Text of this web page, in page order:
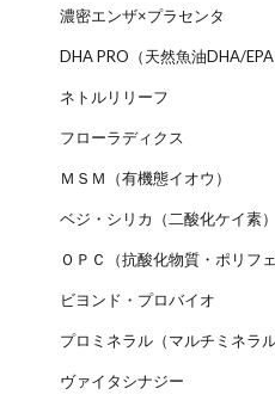
濃密エンザ×プラセンタ
DHA PRO（天然魚油DHA/EPA
ネトルリリーフ
フローラディクス
ＭＳＭ（有機態イオウ）
ベジ・シリカ（二酸化ケイ素）
ＯＰＣ（抗酸化物質・ポリフェ
ビヨンド・プロバイオ
プロミネラル（マルチミネラ
ヴァイタシナジー